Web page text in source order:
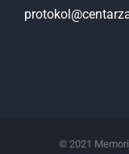
© 2021